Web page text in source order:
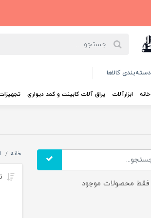
دسته‌بندی کالاها
خانه ابزارآلات یراق آلات کابینت و کمد دیواری
فقط محصولات موجود
خانه